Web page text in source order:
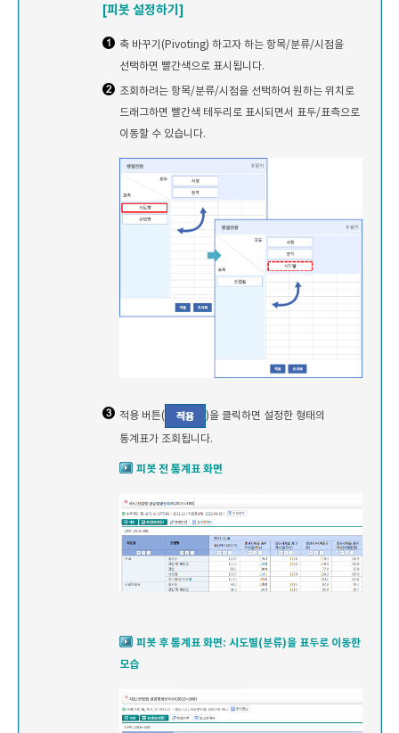
[피봇 설정하기]
축 바꾸기(Pivoting) 하고자 하는 항목/분류/시점을
선택하면 빨간색으로 표시됩니다.
조회하려는 항목/분류/시점을 선택하여 원하는 위치로
드래그하면 빨간색 테두리로 표시되면서 표두/표측으로
이동할 수 있습니다.
적용 버튼(
)을 클릭하면 설정한 형태의
통계표가 조회됩니다.
피봇 전 통계표 화면
피봇 후 통계표 화면: 시도별(분류)을 표두로 이동한
모습